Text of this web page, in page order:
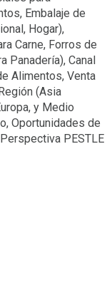
Embalaje de
Hogar),
Carne, Forros de
Panadería), Canal
Alimentos, Venta
(Asia
y Medio
Oportunidades de
PESTLE